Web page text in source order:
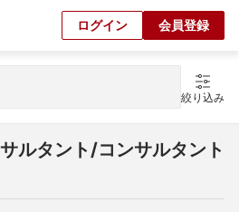
ログイン 会員登録
絞り込み
ルタント/コンサルタント